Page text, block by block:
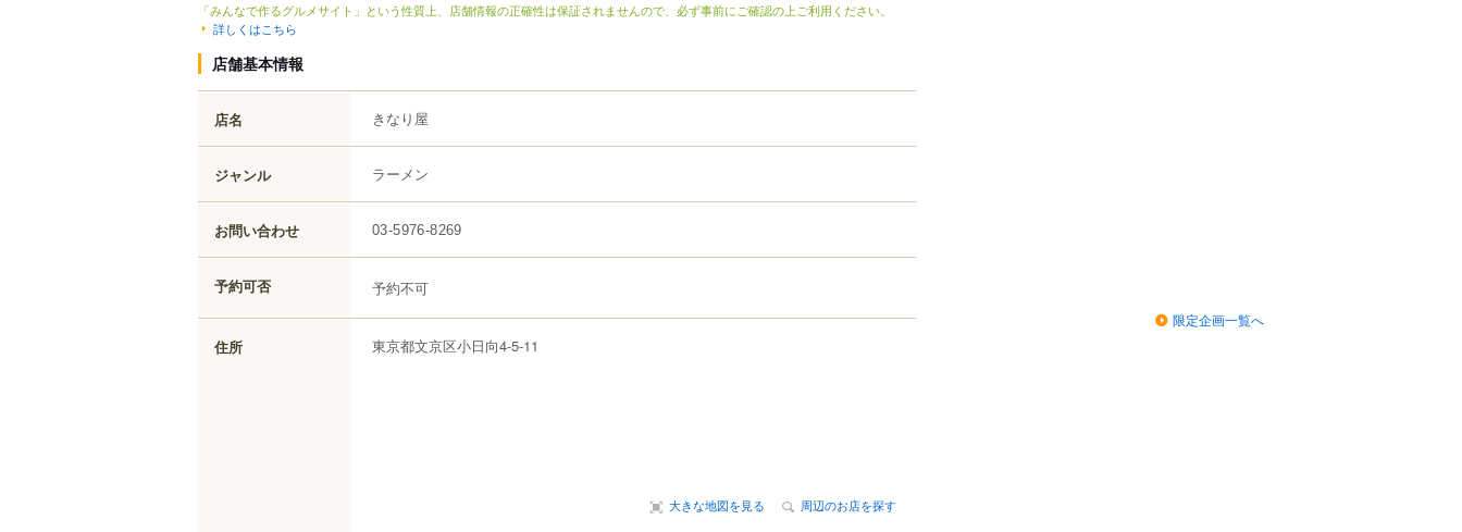
「みんなで作るグルメサイト」という性質上、店舗情報の正確性は保証されませんので、必ず事前にご確認の上ご利用ください。
詳しくはこちら
店舗基本情報
店名 きなり屋
ジャンル ラーメン
お問い合わせ 03-5976-8269
予約可否 予約不可
住所 東京都文京区小日向4-5-11
大きな地図を見る 周辺のお店を探す
限定企画一覧へ